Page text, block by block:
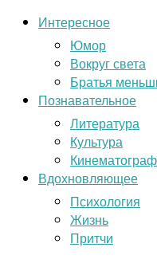
Интересное
Юмор
Вокруг света
Братья
Познавательное
Литература
Культура
Кинематограф
Вдохновляющее
Психология
Жизнь
Притчи